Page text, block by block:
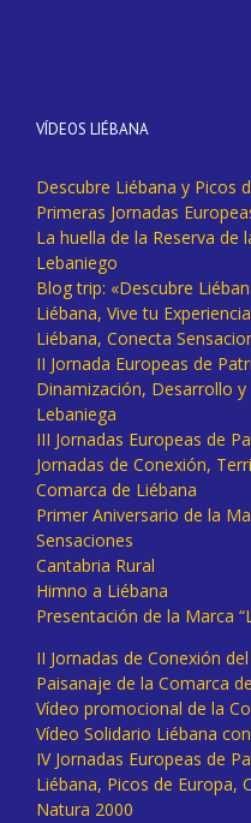
VÍDEOS LIÉBANA
Descubre Liébana y Picos
Primeras Jornadas
La huella de la Reserva
Lebaniego
Blog trip: «Descubre
Liébana, Vive tu Experiencia
Liébana, Conecta
II Jornada Europeas de
Dinamización, Desarrollo
Lebaniega
III Jornadas Europeas de
Jornadas de Conexión,
Comarca de Liébana
Primer Aniversario de la
Sensaciones
Cantabria Rural
Himno a Liébana
Presentación de la Marca
II Jornadas de Conexión
Paisanaje de la Comarca
Vídeo promocional de la
Vídeo Solidario Liébana
IV Jornadas Europeas de
Liébana, Picos de Europa,
Natura 2000